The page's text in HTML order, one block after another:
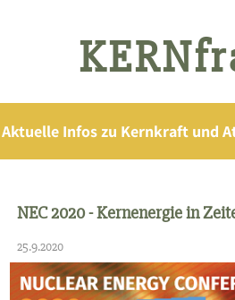
Aktuelle Infos zu Kernkraft und
NEC 2020 - Kernenergie in
25.9.2020